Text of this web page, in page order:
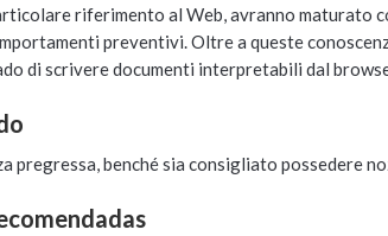
riferimento al Web, avranno maturato
preventivi. Oltre a queste
di scrivere documenti interpretabili dal
pregressa, benché sia consigliato possedere